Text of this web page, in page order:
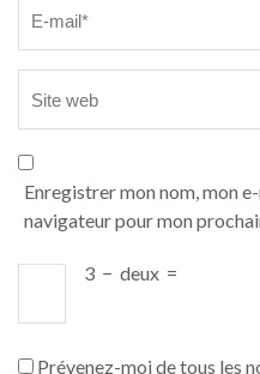
Enregistrer mon nom, mon
navigateur pour mon
3 − deux =
Prévenez-moi de tous les